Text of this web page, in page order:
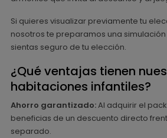
Si quieres visualizar previamente tu
nosotros te preparamos una
sientas seguro de tu elección.
¿Qué ventajas tienen
habitaciones infantiles?
Ahorro garantizado:Al adquirir el
beneficias de un descuento directo
separado.